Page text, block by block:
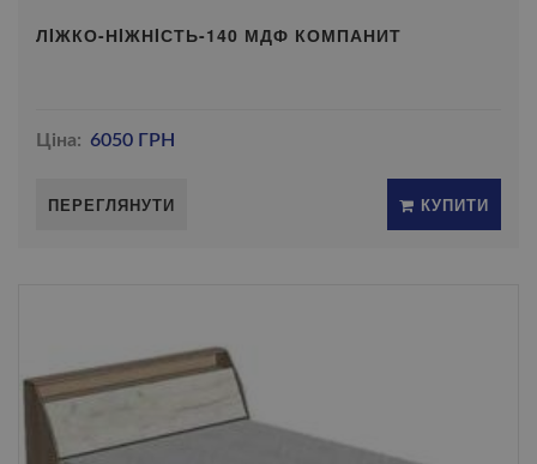
ЛIЖКО-НIЖНIСТЬ-140 МДФ КОМПАНИТ
Ціна: 6050 ГРН
ПЕРЕГЛЯНУТИ КУПИТИ